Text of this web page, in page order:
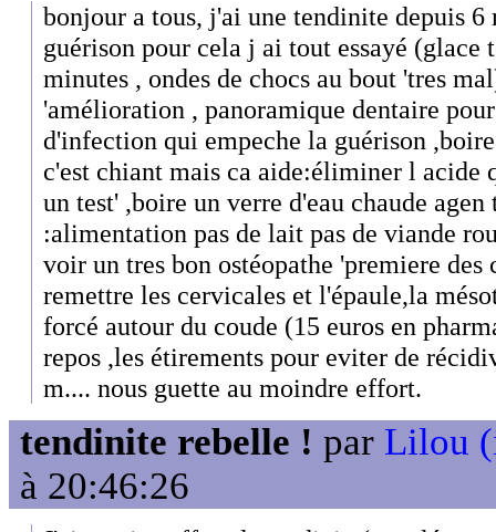
bonjour a tous, j'ai une tendinite depuis
guérison pour cela j ai tout essayé (glace
minutes , ondes de chocs au bout 'tres
'amélioration , panoramique dentaire
d'infection qui empeche la guérison
c'est chiant mais ca aide:éliminer l acide
un test' ,boire un verre d'eau chaude agen
:alimentation pas de lait pas de viande
voir un tres bon ostéopathe 'premiere des
remettre les cervicales et l'épaule,la
forcé autour du coude (15 euros en
repos ,les étirements pour eviter de
m.... nous guette au moindre effort.
tendinite rebelle ! par Lilou
à 20:46:26